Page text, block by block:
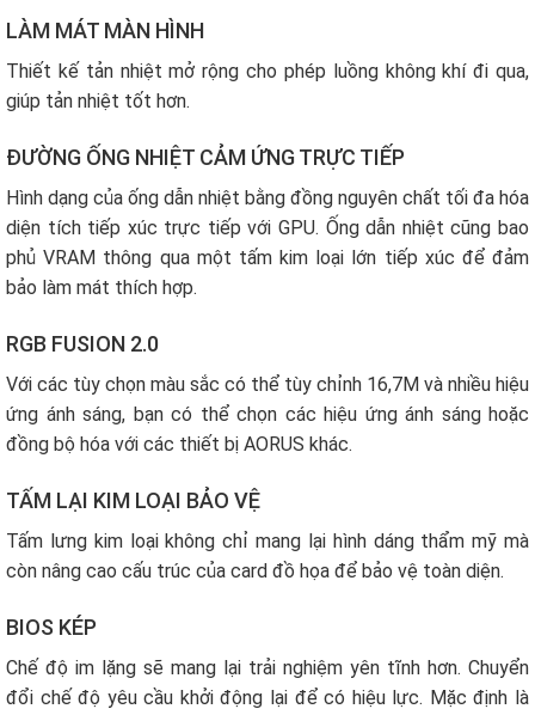
LÀM MÁT MÀN HÌNH
Thiết kế tản nhiệt mở rộng cho phép luồng không khí đi qua,
giúp tản nhiệt tốt hơn.
ĐƯỜNG ỐNG NHIỆT CẢM ỨNG TRỰC TIẾP
Hình dạng của ống dẫn nhiệt bằng đồng nguyên chất tối đa hóa
diện tích tiếp xúc trực tiếp với GPU. Ống dẫn nhiệt cũng bao
phủ VRAM thông qua một tấm kim loại lớn tiếp xúc để đảm
bảo làm mát thích hợp.
RGB FUSION 2.0
Với các tùy chọn màu sắc có thể tùy chỉnh 16,7M và nhiều hiệu
ứng ánh sáng, bạn có thể chọn các hiệu ứng ánh sáng hoặc
đồng bộ hóa với các thiết bị AORUS khác.
TẤM LẠI KIM LOẠI BẢO VỆ
Tấm lưng kim loại không chỉ mang lại hình dáng thẩm mỹ mà
còn nâng cao cấu trúc của card đồ họa để bảo vệ toàn diện.
BIOS KÉP
Chế độ im lặng sẽ mang lại trải nghiệm yên tĩnh hơn. Chuyển
đổi chế độ yêu cầu khởi động lại để có hiệu lực. Mặc định là